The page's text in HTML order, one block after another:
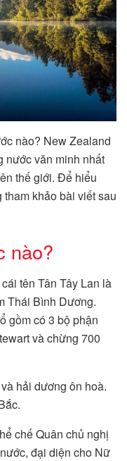
nào? New Zealand
nước văn minh nhất
thế giới. Để hiểu
khảo bài viết sau
nào?
tên Tân Tây Lan là
Thái Bình Dương.
gồm có 3 bộ phận
và chừng 700
hải dương ôn hoà.
chế Quân chủ nghị
đại diện cho Nữ